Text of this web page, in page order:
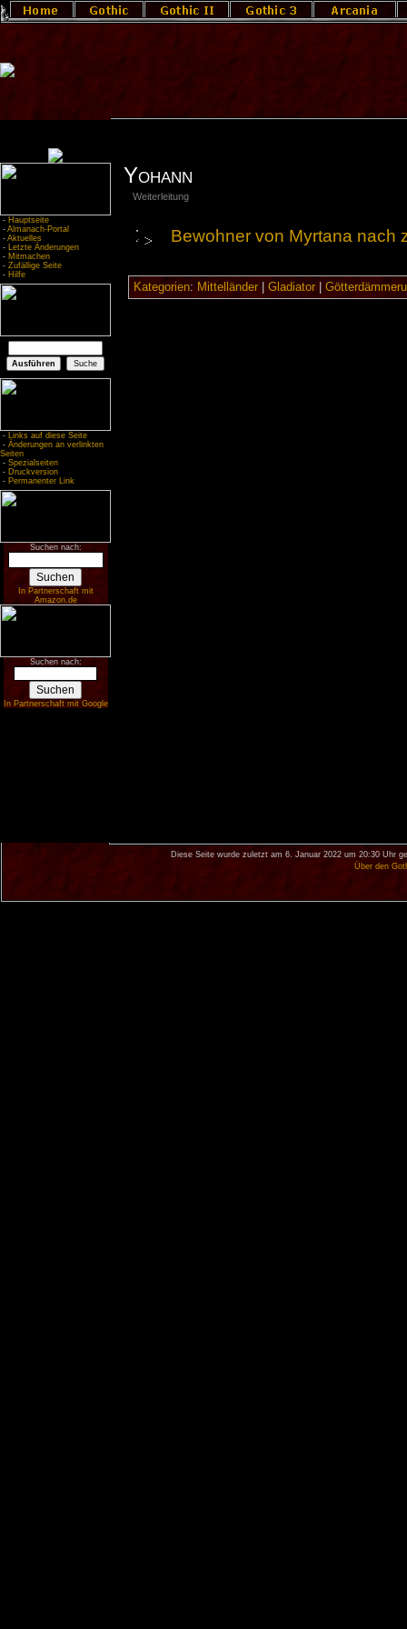
- Hauptseite
- Almanach-Portal
- Aktuelles
- Letzte Änderungen
- Mitmachen
- Zufällige Seite
- Hilfe
- Links auf diese Seite
- Änderungen an verlinkten
Seiten
- Spezialseiten
- Druckversion
- Permanenter Link
Suchen nach:
In Partnerschaft mit
Amazon.de
Suchen nach:
In Partnerschaft mit Google
Yohann
Weiterleitung
Bewohner von Myrtana nach
Kategorien: Mittelländer| Gladiator|
Diese Seite wurde zuletzt am 6. Januar 2022 um 20:30 Uhr
Über den